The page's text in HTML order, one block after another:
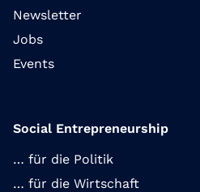
Newsletter
Jobs
Events
Social Entrepreneurship
… für die Politik
… für die Wirtschaft